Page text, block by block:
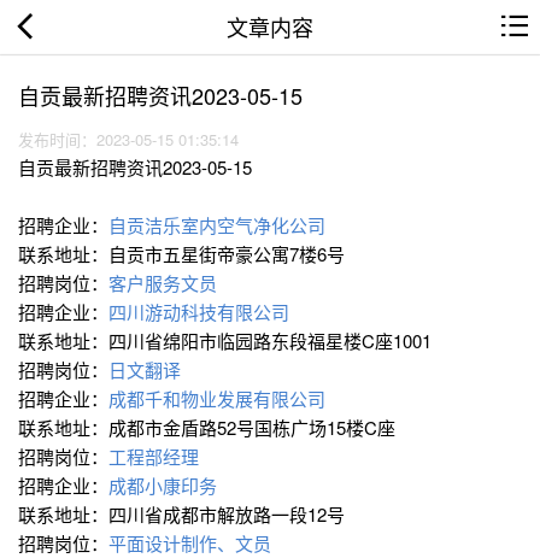
文章内容
自贡最新招聘资讯2023-05-15
发布时间：2023-05-15 01:35:14
自贡最新招聘资讯2023-05-15
招聘企业： 自贡洁乐室内空气净化公司
联系地址：自贡市五星街帝豪公寓7楼6号
招聘岗位： 客户服务文员
招聘企业： 四川游动科技有限公司
联系地址：四川省绵阳市临园路东段福星楼C座1001
招聘岗位： 日文翻译
招聘企业： 成都千和物业发展有限公司
联系地址：成都市金盾路52号国栋广场15楼C座
招聘岗位： 工程部经理
招聘企业： 成都小康印务
联系地址：四川省成都市解放路一段12号
招聘岗位： 平面设计制作、文员